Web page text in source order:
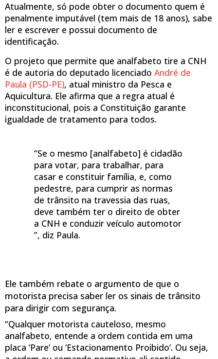
Atualmente, só pode obter o documento quem é
penalmente imputável (tem mais de 18 anos), sabe
ler e escrever e possui documento de
identificação.
O projeto que permite que analfabeto tire a CNH
é de autoria do deputado licenciado André de
Paula (PSD-PE), atual ministro da Pesca e
Aquicultura. Ele afirma que a regra atual é
inconstitucional, pois a Constituição garante
igualdade de tratamento para todos.
“Se o mesmo [analfabeto] é cidadão
para votar, para trabalhar, para
casar e constituir família, e, como
pedestre, para cumprir as normas
de trânsito na travessia das ruas,
deve também ter o direito de obter
a CNH e conduzir veículo automotor
”, diz Paula.
Ele também rebate o argumento de que o
motorista precisa saber ler os sinais de trânsito
para dirigir com segurança.
“Qualquer motorista cauteloso, mesmo
analfabeto, entende a ordem contida em uma
placa ‘Pare’ ou ‘Estacionamento Proibido’. Ou seja,